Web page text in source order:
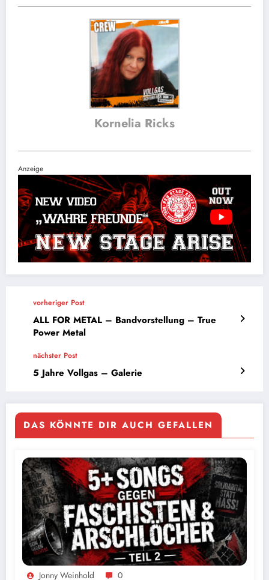
Kornelia Ricks
Anzeige
vorheriger Post
ALL FOR METAL – Bandvorstellung – True
Power Metal
nächster Post
5 Jahre Vollgas – Galerie
DAS KÖNNTE DIR AUCH GEFALLEN
Jonny Weinhold 0